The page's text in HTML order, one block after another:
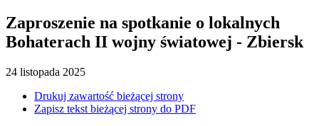
Zaproszenie na spotkanie o lokalnych
Bohaterach II wojny światowej - Zbiersk
24 listopada 2025
Drukuj zawartość bieżącej strony
Zapisz tekst bieżącej strony do PDF